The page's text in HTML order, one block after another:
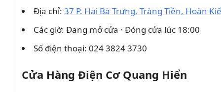
Địa chỉ: 37 P. Hai Bà Trưng, Tràng Tiền, Hoàn
Các giờ: Đang mở cửa ⋅ Đóng cửa lúc 18:00
Số điện thoại: 024 3824 3730
Cửa Hàng Điện Cơ Quang Hiển